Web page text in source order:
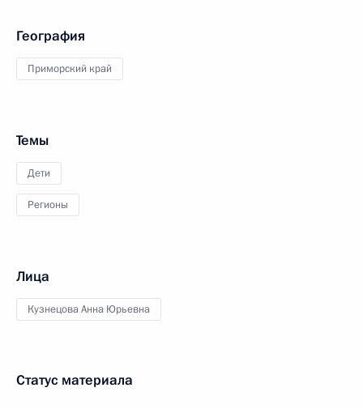
География
Приморский край
Темы
Дети
Регионы
Лица
Кузнецова Анна Юрьевна
Статус материала